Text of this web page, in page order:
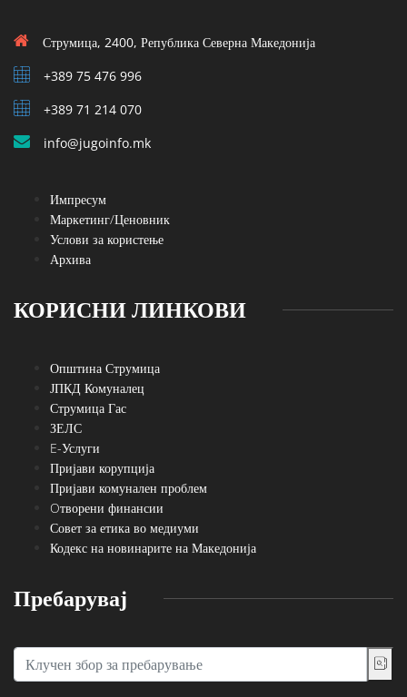
Струмица, 2400, Република Северна Македонија
+389 75 476 996
+389 71 214 070
info@jugoinfo.mk
Импресум
Маркетинг/Ценовник
Услови за користење
Архива
КОРИСНИ ЛИНКОВИ
Општина Струмица
ЈПКД Комуналец
Струмица Гас
ЗЕЛС
E-Услуги
Пријави корупција
Пријави комунален проблем
Oтворени финансии
Совет за етика во медиуми
Кодекс на новинарите на Македонија
Пребарувај